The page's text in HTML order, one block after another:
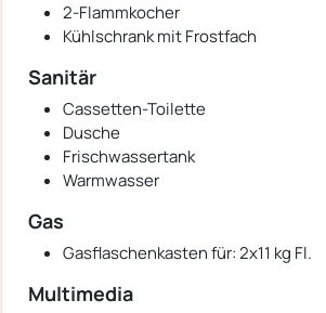
2-Flammkocher
Kühlschrank mit Frostfach
Sanitär
Cassetten-Toilette
Dusche
Frischwassertank
Warmwasser
Gas
Gasflaschenkasten für: 2x11 kg Fl.
Multimedia